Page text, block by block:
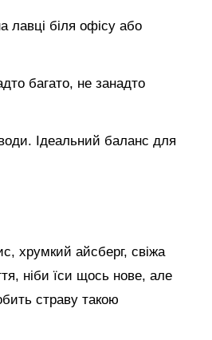
лавці біля офісу або
багато, не занадто
Ідеальний баланс для
хрумкий айсберг, свіжа
ніби їси щось нове, але
страву такою